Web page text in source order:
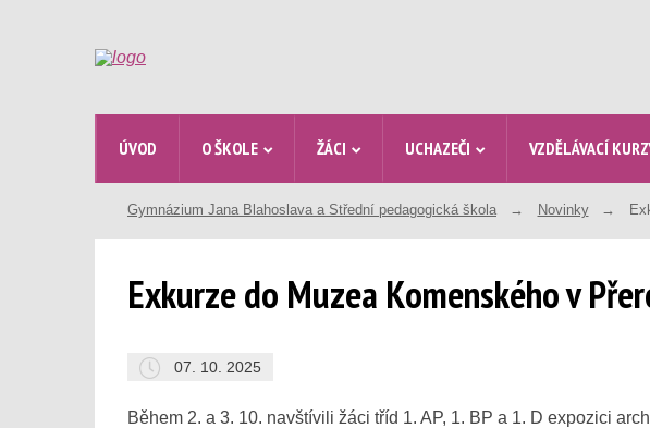
ÚVOD O ŠKOLE ŽÁCI UCHAZEČI VZDĚLÁVACÍ
Gymnázium Jana Blahoslava a Střední pedagogická škola Novinky
Exkurze do Muzea Komenského v
07. 10. 2025
Během 2. a 3. 10. navštívili žáci tříd 1. AP, 1. BP a 1. D expozici